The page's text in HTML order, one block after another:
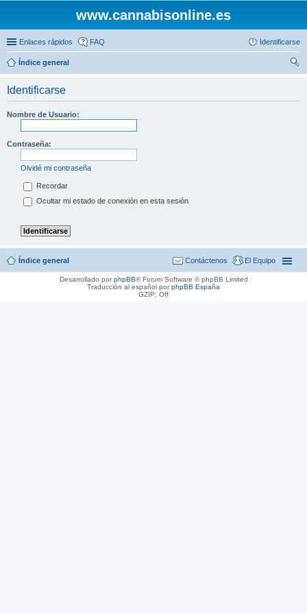
www.cannabisonline.es
Enlaces rápidos FAQ Identificarse
Índice general
Identificarse
Nombre de Usuario:
Contraseña:
Olvidé mi contraseña
Recordar
Ocultar mi estado de conexión en esta sesión
Índice general El Equipo
Contáctenos
Desarrollado porphpBB® Forum Software © phpBB Limited
Traducción al español porphpBB España
GZIP: Off